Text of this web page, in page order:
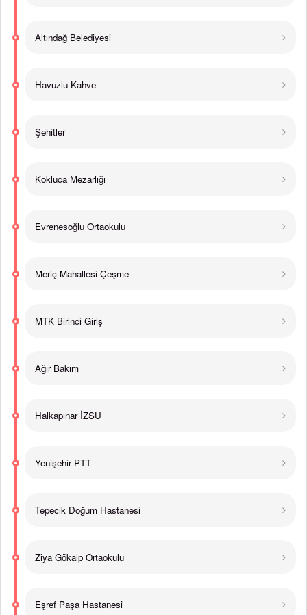
Altındağ Belediyesi
Havuzlu Kahve
Şehitler
Kokluca Mezarlığı
Evrenesoğlu Ortaokulu
Meriç Mahallesi Çeşme
MTK Birinci Giriş
Ağır Bakım
Halkapınar İZSU
Yenişehir PTT
Tepecik Doğum Hastanesi
Ziya Gökalp Ortaokulu
Eşref Paşa Hastanesi